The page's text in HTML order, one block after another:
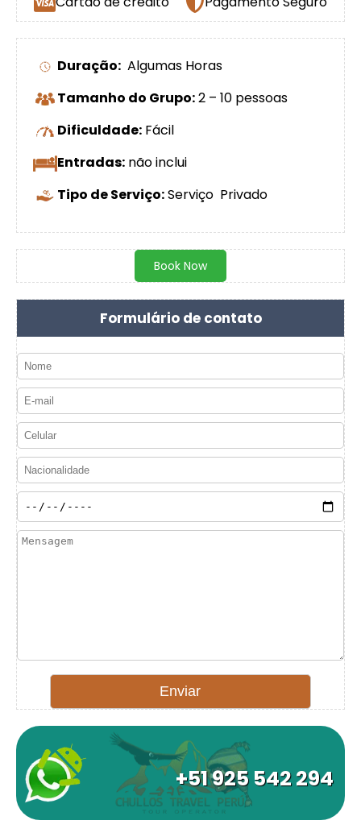
Duração: Algumas Horas
Tamanho do Grupo:2 – 10 pessoas
Dificuldade: Fácil
Entradas: não inclui
Tipo de Serviço:Serviço Privado
Book Now
Formulário de contato
+51 925 542 294